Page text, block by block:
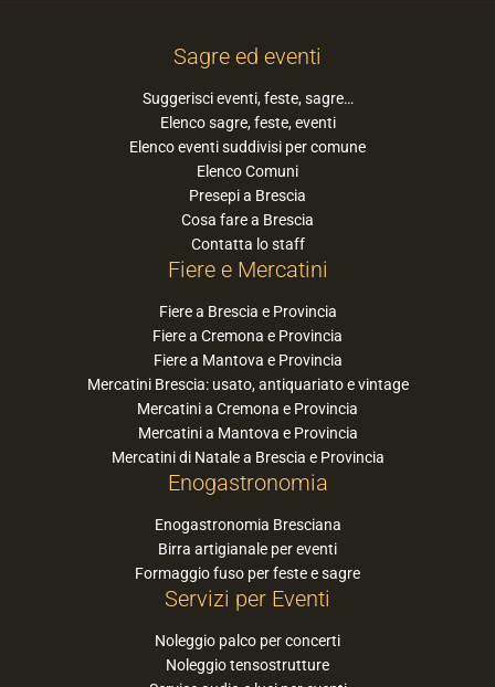
Sagre ed eventi
Suggerisci eventi, feste, sagre…
Elenco sagre, feste, eventi
Elenco eventi suddivisi per comune
Elenco Comuni
Presepi a Brescia
Cosa fare a Brescia
Contatta lo staff
Fiere e Mercatini
Fiere a Brescia e Provincia
Fiere a Cremona e Provincia
Fiere a Mantova e Provincia
Mercatini Brescia: usato, antiquariato e vintage
Mercatini a Cremona e Provincia
Mercatini a Mantova e Provincia
Mercatini di Natale a Brescia e Provincia
Enogastronomia
Enogastronomia Bresciana
Birra artigianale per eventi
Formaggio fuso per feste e sagre
Servizi per Eventi
Noleggio palco per concerti
Noleggio tensostrutture